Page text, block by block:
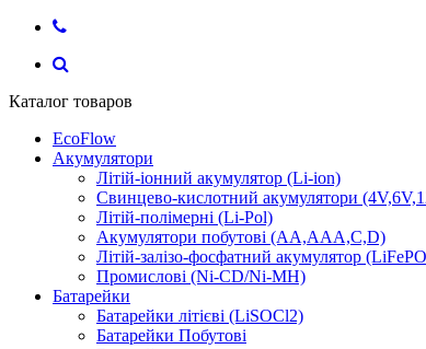
Каталог товаров
EcoFlow
Акумулятори
Літій-іонний акумулятор (Li-ion)
Свинцево-кислотний акумулятори
Літій-полімерні (Li-Pol)
Акумулятори побутові (AA,AAA,C,D)
Літій-залізо-фосфатний акумулятор
Промислові (Ni-CD/Ni-MH)
Батарейки
Батарейки літієві (LiSOCl2)
Батарейки Побутові